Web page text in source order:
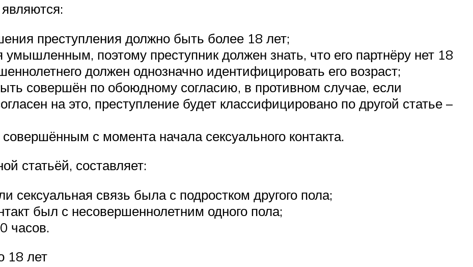
преступления должно быть более 18 лет;
умышленным, поэтому преступник должен знать, что его партнёру нет 18
должен однозначно идентифицировать его возраст;
совершён по обоюдному согласию, в противном случае, если
на это, преступление будет классифицировано по другой статье –
с момента начала сексуального контакта.
статьёй, составляет:
сексуальная связь была с подростком другого пола;
был с несовершеннолетним одного пола;
часов.
18 лет